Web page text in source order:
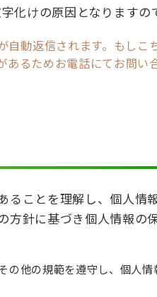
けの原因となりますの
自動返信されます。もしこ
るためお電話にてお問い
ることを理解し、個人情
方針に基づき個人情報の
の他の規範を遵守し、個人